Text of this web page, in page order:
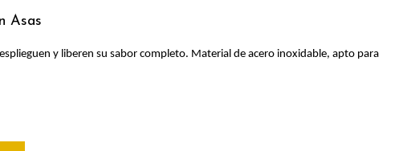
Asas
y liberen su sabor completo. Material de acero inoxidable, apto para